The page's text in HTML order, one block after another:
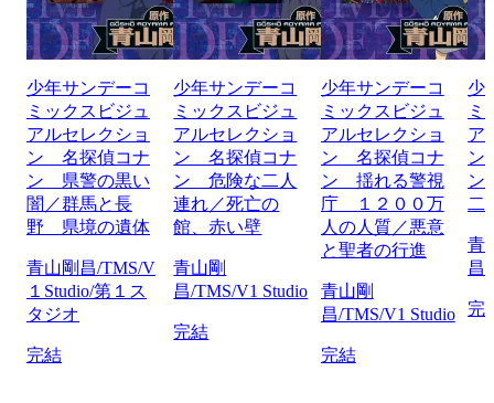
少年サンデーコ
ミックスビジュ
アルセレクショ
ン 名探偵コナ
ン 県警の黒い
闇／群馬と長
野 県境の遺体
青山剛昌/TMS/V
１Studio/第１ス
タジオ
完結
少年サンデーコ
ミックスビジュ
アルセレクショ
ン 名探偵コナ
ン 危険な二人
連れ／死亡の
館、赤い壁
青山剛
昌/TMS/V1 Studio
完結
少年サンデーコ
ミックスビジュ
アルセレクショ
ン 名探偵コナ
ン 揺れる警視
庁 １２００万
人の人質／悪意
と聖者の行進
青山剛
昌/TMS/V1 Studio
完結
少
ミ
ア
ン
ン
二
青
昌
完